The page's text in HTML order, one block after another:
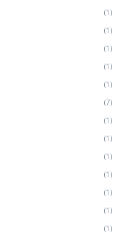
(1)
(1)
(1)
(1)
(1)
(7)
(1)
(1)
(1)
(1)
(1)
(1)
(1)